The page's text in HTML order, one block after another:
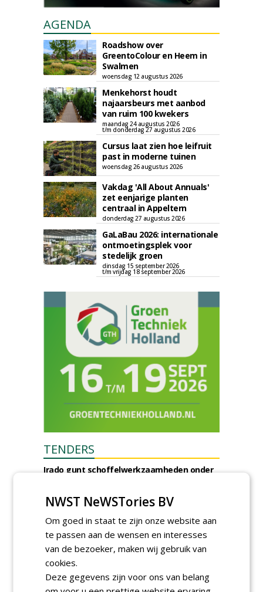
AGENDA
Roadshow over
GreentoColour en Heem in
Swalmen
woensdag 12 augustus 2026
Menkehorst houdt
najaarsbeurs met aanbod
van ruim 100 kwekers
maandag 24 augustus 2026
t/m donderdag 27 augustus 2026
Cursus laat zien hoe leifruit
past in moderne tuinen
woensdag 26 augustus 2026
Vakdag 'All About Annuals'
zet eenjarige planten
centraal in Appeltern
donderdag 27 augustus 2026
GaLaBau 2026: internationale
ontmoetingsplek voor
stedelijk groen
dinsdag 15 september 2026
t/m vrijdag 18 september 2026
TENDERS
Irado gunt schoffelwerkzaamheden onder
woensdag 5 augustus 2026
Gemeente Amsterdam, Ingenieursbureau
gunt AI 2024-0210 raamovereenkomst
ecologisch beheer aan De Jong Zuurmond,
Struunhoeve, Jos Scholman Groen en
Dolmans Wieringen Prins.
Gemeente Leidschendam-Voorburg gunt
NWST NeWSTories BV
Om goed in staat te zijn onze website aan
te passen aan de wensen en interesses
van de bezoeker, maken wij gebruik van
cookies.
Deze gegevens zijn voor ons van belang